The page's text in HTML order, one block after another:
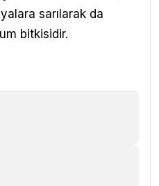
sarılarak da
bitkisidir.